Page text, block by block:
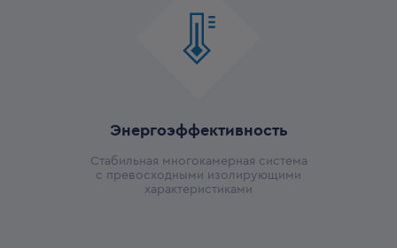
Энергоэффективность
Стабильная многокамерная система
с превосходными изолирующими
характеристиками